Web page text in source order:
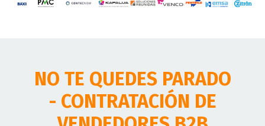
NO TE QUEDES PARADO
- CONTRATACIÓN DE
VENDEDORES B2B